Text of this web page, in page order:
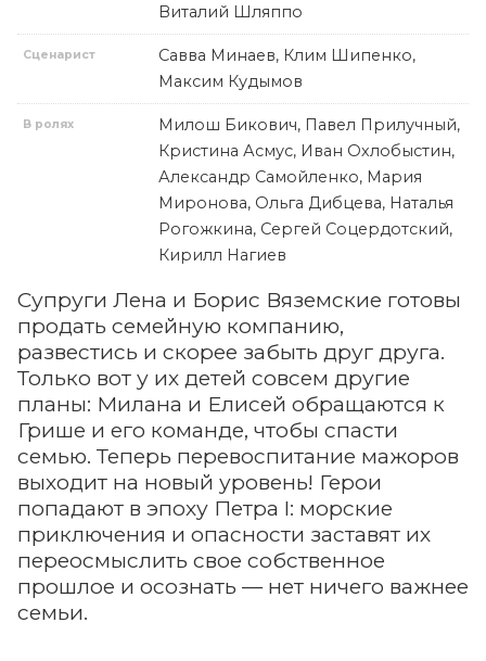
Виталий Шляппо
Сценарист
Савва Минаев, Клим Шипенко,
Максим Кудымов
В ролях
Милош Бикович, Павел Прилучный,
Кристина Асмус, Иван Охлобыстин,
Александр Самойленко, Мария
Миронова, Ольга Дибцева, Наталья
Рогожкина, Сергей Соцердотский,
Кирилл Нагиев
Супруги Лена и Борис Вяземские готовы
продать семейную компанию,
развестись и скорее забыть друг друга.
Только вот у их детей совсем другие
планы: Милана и Елисей обращаются к
Грише и его команде, чтобы спасти
семью. Теперь перевоспитание мажоров
выходит на новый уровень! Герои
попадают в эпоху Петра I: морские
приключения и опасности заставят их
переосмыслить свое собственное
прошлое и осознать — нет ничего важнее
семьи.